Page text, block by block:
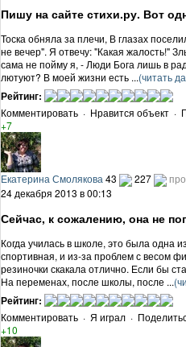
Пишу на сайте стихи.ру. Вот
Тоска обняла за плечи, В глазах
не вечер". Я отвечу: "Какая жалость!"
сама не пойму я, - Люди Бога лишь в
лютуют? В моей жизни есть ...(читать
Рейтинг:
Комментировать · Нравится объект ·
+7
Екатерина Смолякова 43 227 про
24 декабря 2013 в 00:13
Сейчас, к сожалению, она не
Когда училась в школе, это была одна
спортивная, и из-за проблем с весом
резиночки скакала отлично. Если бы
На переменах, после школы, после ...
Рейтинг:
Комментировать · Я играл ·
+10